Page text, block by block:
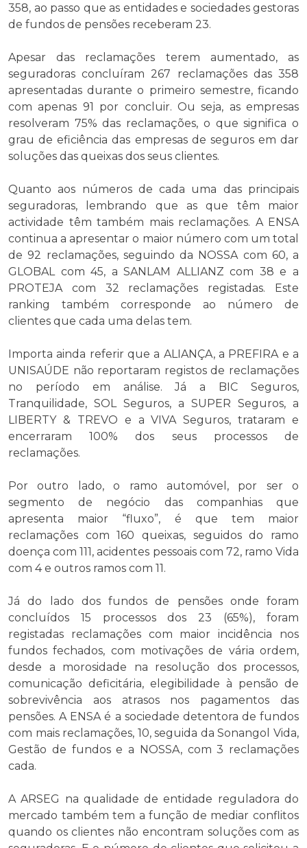
358, ao passo que as entidades e sociedades gestoras
de fundos de pensões receberam 23.
Apesar das reclamações terem aumentado, as
seguradoras concluíram 267 reclamações das 358
apresentadas durante o primeiro semestre, ficando
com apenas 91 por concluir. Ou seja, as empresas
resolveram 75% das reclamações, o que significa o
grau de eficiência das empresas de seguros em dar
soluções das queixas dos seus clientes.
Quanto aos números de cada uma das principais
seguradoras, lembrando que as que têm maior
actividade têm também mais reclamações. A ENSA
continua a apresentar o maior número com um total
de 92 reclamações, seguindo da NOSSA com 60, a
GLOBAL com 45, a SANLAM ALLIANZ com 38 e a
PROTEJA com 32 reclamações registadas. Este
ranking também corresponde ao número de
clientes que cada uma delas tem.
Importa ainda referir que a ALIANÇA, a PREFIRA e a
UNISAÚDE não reportaram registos de reclamações
no período em análise. Já a BIC Seguros,
Tranquilidade, SOL Seguros, a SUPER Seguros, a
LIBERTY & TREVO e a VIVA Seguros, trataram e
encerraram 100% dos seus processos de
reclamações.
Por outro lado, o ramo automóvel, por ser o
segmento de negócio das companhias que
apresenta maior “fluxo”, é que tem maior
reclamações com 160 queixas, seguidos do ramo
doença com 111, acidentes pessoais com 72, ramo Vida
com 4 e outros ramos com 11.
Já do lado dos fundos de pensões onde foram
concluídos 15 processos dos 23 (65%), foram
registadas reclamações com maior incidência nos
fundos fechados, com motivações de vária ordem,
desde a morosidade na resolução dos processos,
comunicação deficitária, elegibilidade à pensão de
sobrevivência aos atrasos nos pagamentos das
pensões. A ENSA é a sociedade detentora de fundos
com mais reclamações, 10, seguida da Sonangol Vida,
Gestão de fundos e a NOSSA, com 3 reclamações
cada.
A ARSEG na qualidade de entidade reguladora do
mercado também tem a função de mediar conflitos
quando os clientes não encontram soluções com as